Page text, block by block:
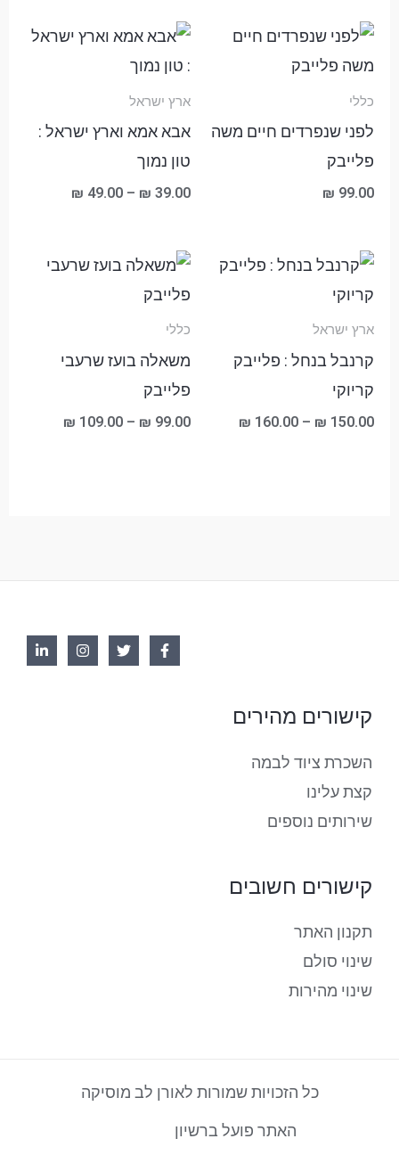
כללי
לפני שנפרדים חיים משה
פלייבק
₪ 99.00
ארץ ישראל
אבא אמא וארץ ישראל :
טון נמוך
₪ 39.00
–
₪ 49.00
טווח
ארץ ישראל
קרנבל בנחל : פלייבק
קריוקי
₪ 150.00
–
₪ 160.00
טווח
מחירים:
כללי
משאלה בועז שרעבי
פלייבק
₪ 99.00
–
₪ 109.00
טווח
קישורים מהירים
השכרת ציוד לבמה
קצת עלינו
שירותים נוספים
קישורים חשובים
תקנון האתר
שינוי סולם
שינוי מהירות
כל הזכויות שמורות לאורן לב מוסיקה
האתר פועל ברשיון